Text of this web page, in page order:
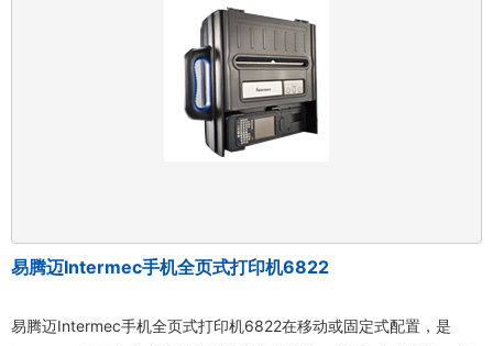
易腾迈Intermec手机全页式打印机6822
易腾迈Intermec手机全页式打印机6822在移动或固定式配置，是